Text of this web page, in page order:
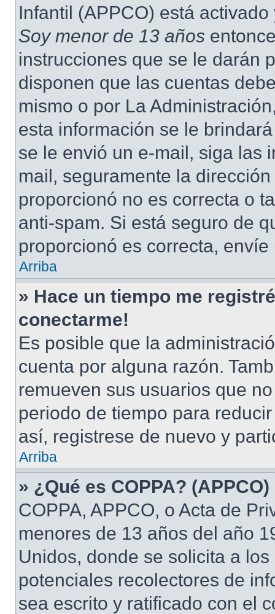
Infantil (APPCO) está
Soy menor de 13 años
instrucciones que se le darán
disponen que las cuentas
mismo o por La
esta información se le
se le envió un e-mail, siga las
mail, seguramente la
proporcionó no es correcta o
anti-spam. Si está seguro de
proporcionó es correcta,
Arriba
» Hace un tiempo me
conectarme!
Es posible que la
cuenta por alguna razón.
remueven sus usuarios que
periodo de tiempo para
así, registrese de nuevo y
Arriba
» ¿Qué es COPPA? (APPCO)
COPPA, APPCO, o Acta de
menores de 13 años del año
Unidos, donde se solicita a
potenciales recolectores de
sea escrito y ratificado con el